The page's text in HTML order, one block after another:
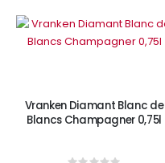
Vranken Diamant Blanc de
Blancs Champagner 0,75l